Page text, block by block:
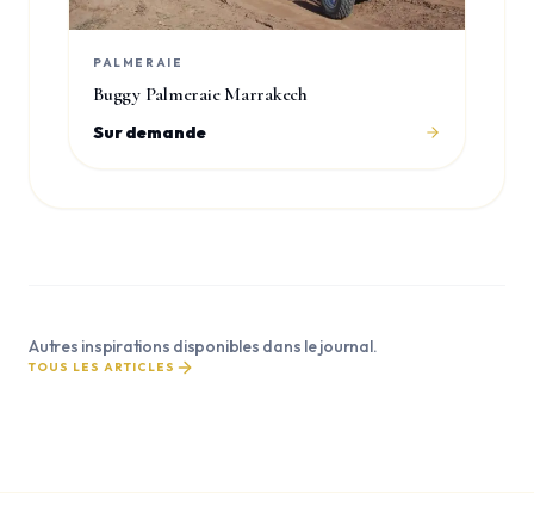
PALMERAIE
Buggy Palmeraie Marrakech
Sur demande
Autres inspirations disponibles dans le journal.
TOUS LES ARTICLES